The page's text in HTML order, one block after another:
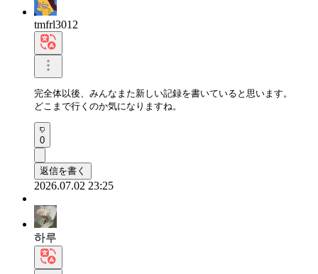
tmfrl3012
完全体以後、みんなまた新しい記録を書いていると思います。
どこまで行くのか気になりますね。
0
返信を書く
2026.07.02 23:25
하루